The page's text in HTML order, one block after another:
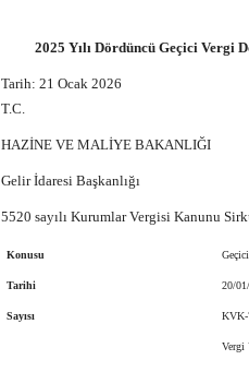
2025 Yılı Dördüncü Geçici Vergi
Tarih: 21 Ocak 2026
T.C.
HAZİNE VE MALİYE BAKANLIĞI
Gelir İdaresi Başkanlığı
5520 sayılı Kurumlar Vergisi Kanunu
Konusu
Tarihi 20/
Sayısı KVK-
Vergi